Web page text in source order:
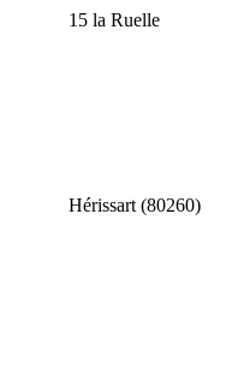
15 la Ruelle
Hérissart (80260)